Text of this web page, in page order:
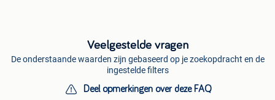
Veelgestelde vragen
De onderstaande waarden zijn gebaseerd op je zoekopdracht en de
ingestelde filters
Deel opmerkingen over deze FAQ